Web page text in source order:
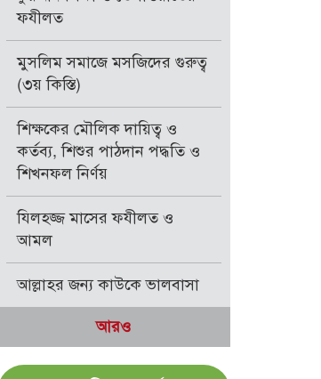
ফযীলত
মুসলিম সমাজে মসজিদের গুরুত্ব
(৩য় কিস্তি)
শিক্ষকের মৌলিক দায়িত্ব ও
কর্তব্য, শিশুর পাঠদান পদ্ধতি ও
শিখনফল নির্ণয়
যিলহজ্জ মাসের ফযীলত ও
আমল
আল্লাহর জন্য কাউকে ভালবাসা
আরও